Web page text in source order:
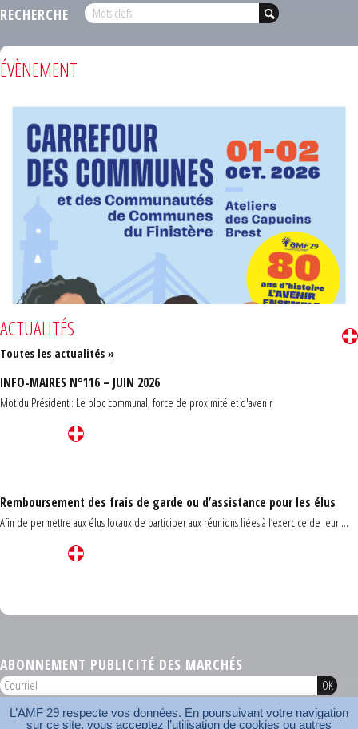
RECHERCHE
ÉVÈNEMENT
ACTUALITÉS
Toutes les actualités »
INFO-MAIRES N°116 – JUIN 2026
Mot du Président : Le bloc communal, force de proximité et d'avenir
Remboursement des frais de garde ou d’assistance pour les élus
Afin de permettre aux élus locaux de participer aux réunions liées à l’exercice de leur ...
ABONNEMENT PUBLICITÉ DES MARCHÉS
AMF 29 © 2026
Plan du site Nos coordonnées Mentions légales Contact
L’AMF 29 respecte vos données. En poursuivant votre navigation
sur ce site, vous acceptez l’utilisation de cookies ou autres